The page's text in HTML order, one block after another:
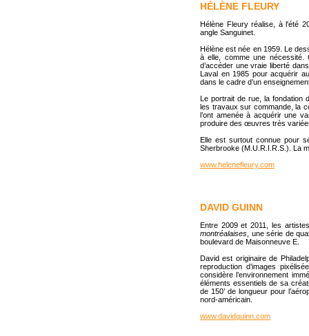
HÉLÈNE FLEURY
Hélène Fleury réalise, à l'été
angle Sanguinet.
Hélène est née en 1959. Le
à elle, comme une nécessité.
d’accéder une vraie liberté
Laval en 1985 pour acquérir
dans le cadre d’un
Le portrait de rue, la fondation
les travaux sur commande, la
l’ont amenée à acquérir une
produire des œuvres très
Elle est surtout connue pour
Sherbrooke (M.U.R.I.R.S.). La
www.helenefleury.com
DAVID GUINN
Entre 2009 et 2011, les
montréalaises , une série de
boulevard de Maisonneuve E.
David est originaire de
reproduction d’images
considère l’environnement
éléments essentiels de sa
de 150’ de longueur pour
nord-américain.
www.davidguinn.com